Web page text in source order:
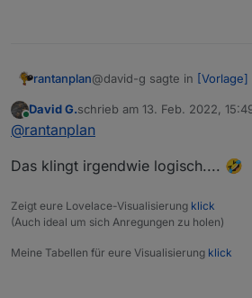
rantanplan@david-g sagte in [Vorlage]
ich habe glaube noch
gefunden.
Ich habe einen Text wo
Leerstellen fehlen (Wird
Der Text wird bei jedem
vorne bis hinten durchsucht.
Endeund dann steigt die
Tausche das Komma zuerst
Online
David G.schrieb am 13. Feb. 2022,
zuletzt editiert von
@rantanplan
Das klingt irgendwie logisch.... 🤣
Zeigt eure Lovelace-Visualisierung klick
(Auch ideal um sich Anregungen zu holen)
Meine Tabellen für eure Visualisierung klick